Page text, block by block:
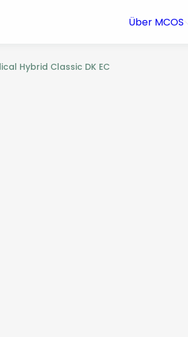
Über MCOS
Hybrid Classic DK EC